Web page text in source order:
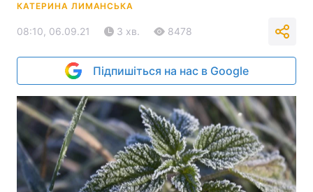
КАТЕРИНА ЛИМАНСЬКА
08:10, 06.09.21 3 хв. 8478
Підпишіться на нас в Google